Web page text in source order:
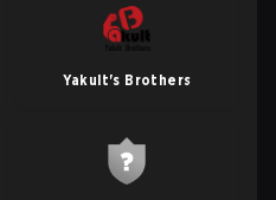
Yakult's Brothers